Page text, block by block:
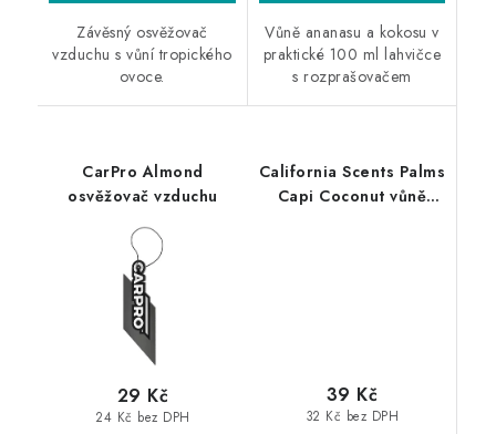
Závěsný osvěžovač
vzduchu s vůní tropického
ovoce.
Vůně ananasu a kokosu v
praktické 100 ml lahvičce
s rozprašovačem
CarPro Almond
osvěžovač vzduchu
24 Kč bez DPH
29 Kč
California Scents Palms
Capi Coconut vůně
32 Kč bez DPH
39 Kč